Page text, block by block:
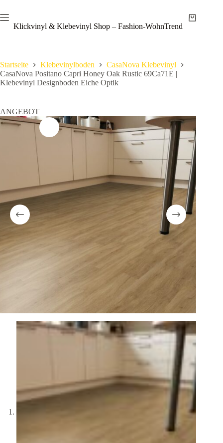
Inhalt
springenKlickvinyl & Klebevinyl Shop – Fashion-WohnTrend
Warenkorb
Startseite Klebevinylboden
CasaNova Klebevinyl
CasaNova Positano Capri Honey Oak Rustic 69Ca71E |
Klebevinyl Designboden Eiche Optik
ANGEBOT